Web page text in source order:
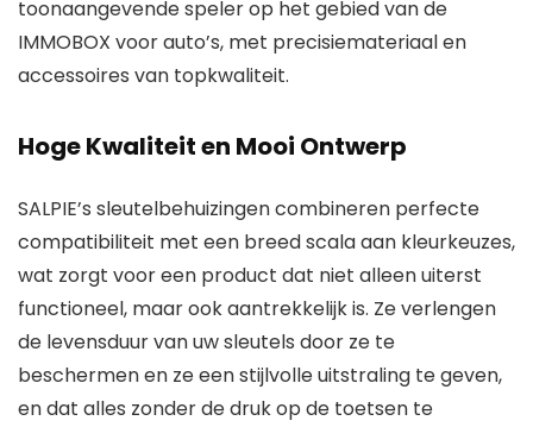
toonaangevende speler op het gebied van de
IMMOBOX voor auto’s, met precisiemateriaal en
accessoires van topkwaliteit.
Hoge Kwaliteit en Mooi Ontwerp
SALPIE’s sleutelbehuizingen combineren perfecte
compatibiliteit met een breed scala aan kleurkeuzes,
wat zorgt voor een product dat niet alleen uiterst
functioneel, maar ook aantrekkelijk is. Ze verlengen
de levensduur van uw sleutels door ze te
beschermen en ze een stijlvolle uitstraling te geven,
en dat alles zonder de druk op de toetsen te